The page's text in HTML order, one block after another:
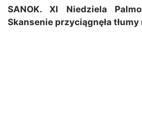
SANOK. XI Niedziela
Skansenie przyciągnęła